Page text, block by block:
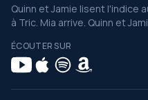
Quinn et Jamie lisent l'indice
à Tric. Mia arrive. Quinn et
ÉCOUTER SUR